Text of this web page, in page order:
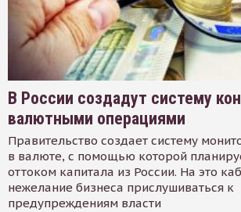
В России создадут систему
валютными операциями
Правительство создает систему
в валюте, с помощью которой
оттоком капитала из России. На это
нежелание бизнеса прислушиваться к
предупреждениям власти